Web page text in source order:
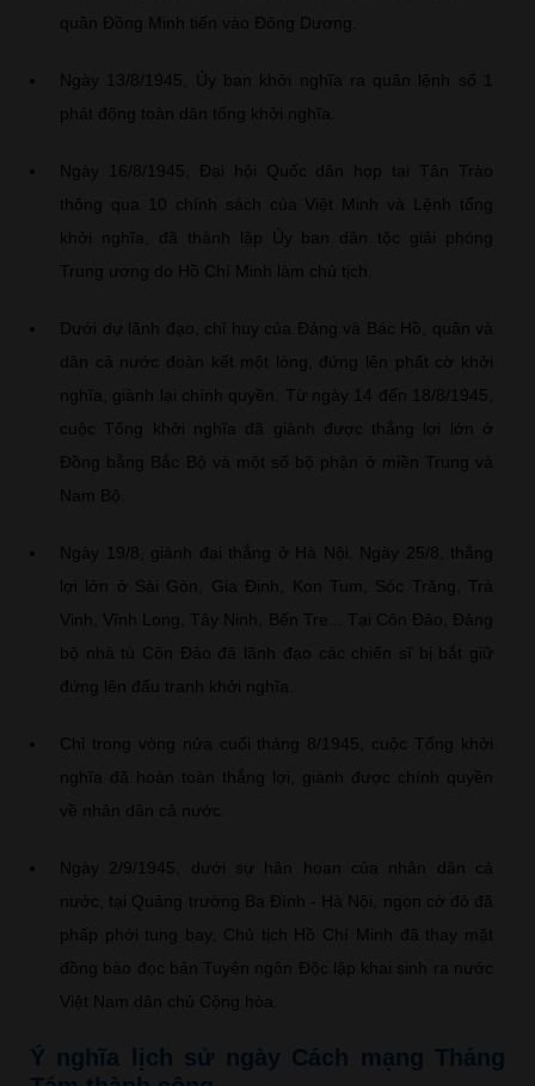
quân Đồng Minh tiến vào Đông Dương.
Ngày 13/8/1945, Ủy ban khởi nghĩa ra quân lệnh số 1
phát động toàn dân tổng khởi nghĩa.
Ngày 16/8/1945, Đại hội Quốc dân họp tại Tân Trào
thông qua 10 chính sách của Việt Minh và Lệnh tổng
khởi nghĩa, đã thành lập Ủy ban dân tộc giải phóng
Trung ương do Hồ Chí Minh làm chủ tịch.
Dưới dự lãnh đạo, chỉ huy của Đảng và Bác Hồ, quân và
dân cả nước đoàn kết một lòng, đứng lên phất cờ khởi
nghĩa, giành lại chính quyền. Từ ngày 14 đến 18/8/1945,
cuộc Tổng khởi nghĩa đã giành được thắng lợi lớn ở
Đồng bằng Bắc Bộ và một số bộ phận ở miền Trung và
Nam Bộ.
Ngày 19/8, giành đại thắng ở Hà Nội. Ngày 25/8, thắng
lợi lớn ở Sài Gòn, Gia Định, Kon Tum, Sóc Trăng, Trà
Vinh, Vĩnh Long, Tây Ninh, Bến Tre... Tại Côn Đảo, Đảng
bộ nhà tù Côn Đảo đã lãnh đạo các chiến sĩ bị bắt giữ
đứng lên đấu tranh khởi nghĩa.
Chỉ trong vòng nửa cuối tháng 8/1945, cuộc Tổng khởi
nghĩa đã hoàn toàn thắng lợi, giành được chính quyền
về nhân dân cả nước.
Ngày 2/9/1945, dưới sự hân hoan của nhân dân cả
nước, tại Quảng trường Ba Đình - Hà Nội, ngọn cờ đỏ đã
phấp phới tung bay, Chủ tịch Hồ Chí Minh đã thay mặt
đồng bào đọc bản Tuyên ngôn Độc lập khai sinh ra nước
Việt Nam dân chủ Cộng hòa.
Ý nghĩa lịch sử ngày Cách mạng Tháng